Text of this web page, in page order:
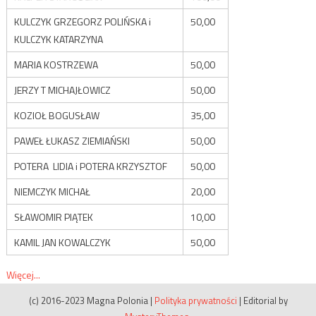
KULCZYK GRZEGORZ POLIŃSKA i
KULCZYK KATARZYNA
50,00
MARIA KOSTRZEWA
50,00
JERZY T MICHAJŁOWICZ
50,00
KOZIOŁ BOGUSŁAW
35,00
PAWEŁ ŁUKASZ ZIEMIAŃSKI
50,00
POTERA LIDIA i POTERA KRZYSZTOF
50,00
NIEMCZYK MICHAŁ
20,00
SŁAWOMIR PIĄTEK
10,00
KAMIL JAN KOWALCZYK
50,00
Więcej...
(c) 2016-2023 Magna Polonia | Polityka prywatności | Editorial by